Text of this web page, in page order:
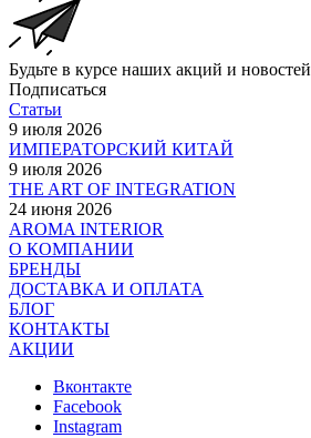
Будьте в курсе наших акций и новостей
Подписаться
Статьи
9 июля 2026
ИМПЕРАТОРСКИЙ КИТАЙ
9 июля 2026
THE ART OF INTEGRATION
24 июня 2026
AROMA INTERIOR
О КОМПАНИИ
БРЕНДЫ
ДОСТАВКА И ОПЛАТА
БЛОГ
КОНТАКТЫ
АКЦИИ
Вконтакте
Facebook
Instagram